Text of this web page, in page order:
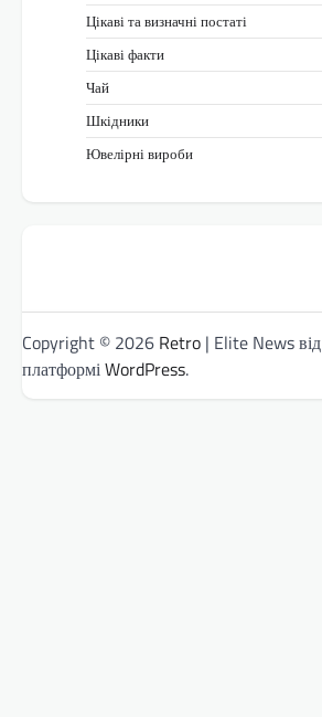
Цікаві та визначні постаті
Цікаві факти
Чай
Шкідники
Ювелірні вироби
Copyright © 2026 Retro | Elite News від
платформіWordPress.